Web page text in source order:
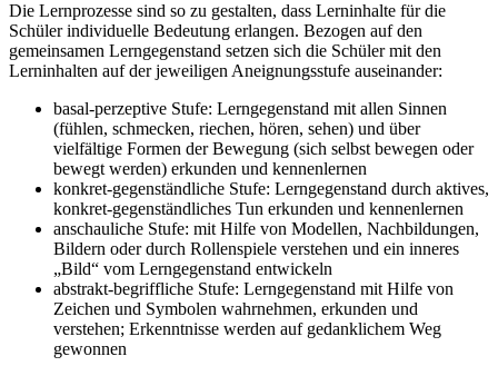
Die Lernprozesse sind so zu gestalten, dass Lerninhalte für die
Schüler individuelle Bedeutung erlangen. Bezogen auf den
gemeinsamen Lerngegenstand setzen sich die Schüler mit den
Lerninhalten auf der jeweiligen Aneignungsstufe auseinander:
basal-perzeptive Stufe: Lerngegenstand mit allen Sinnen
(fühlen, schmecken, riechen, hören, sehen) und über
vielfältige Formen der Bewegung (sich selbst bewegen oder
bewegt werden) erkunden und kennenlernen
konkret-gegenständliche Stufe: Lerngegenstand durch aktives,
konkret-gegenständliches Tun erkunden und kennenlernen
anschauliche Stufe: mit Hilfe von Modellen, Nachbildungen,
Bildern oder durch Rollenspiele verstehen und ein inneres
„Bild“ vom Lerngegenstand entwickeln
abstrakt-begriffliche Stufe: Lerngegenstand mit Hilfe von
Zeichen und Symbolen wahrnehmen, erkunden und
verstehen; Erkenntnisse werden auf gedanklichem Weg
gewonnen